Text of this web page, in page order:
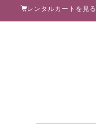
レンタルカートを見る